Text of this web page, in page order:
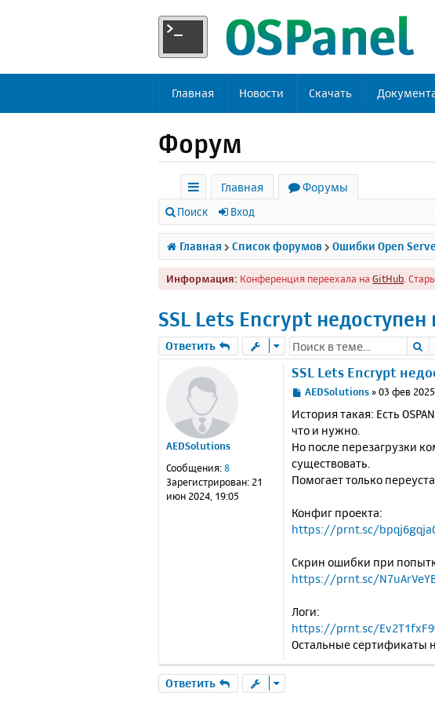
Главная Новости Скачать
Форум
с
ы
л
к
Главная
Форумы
Поиск Вход
Главная Список форумов Ошибки Open
Информация: Конференция переехала на GitHub .
SSL Lets Encrypt недоступен
Ответить
AEDSolutions
Сообщения:8
Зарегистрирован: 21
июн 2024, 19:05
SSL Lets Encrypt
С
о
б
щ
е
н
AEDSolutions »03 фев
История такая: Есть
что и нужно.
Но после перезагрузки
существовать.
Помогает только
Конфиг проекта:
https://prnt.sc/
Скрин ошибки при
https://prnt.sc/
Логи:
https://prnt.sc/
Остальные сертификаты
Ответить